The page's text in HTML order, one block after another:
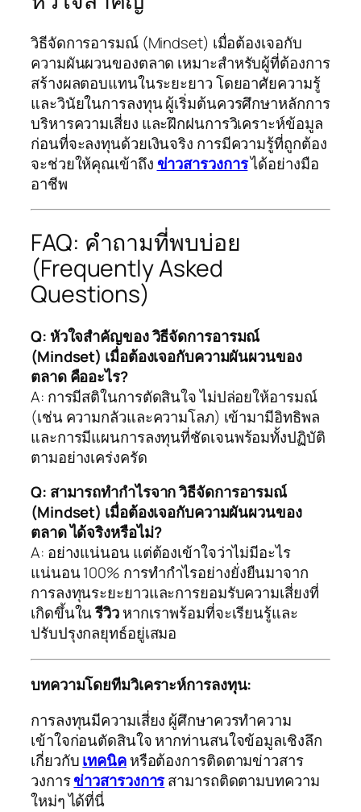
วิธีจัดการอารมณ์ (Mindset) เมื่อต้องเจอกับ
ความผันผวนของตลาด เหมาะสำหรับผู้ที่ต้องการ
สร้างผลตอบแทนในระยะยาว โดยอาศัยความรู้
และวินัยในการลงทุน ผู้เริ่มต้นควรศึกษาหลักการ
บริหารความเสี่ยง และฝึกฝนการวิเคราะห์ข้อมูล
ก่อนที่จะลงทุนด้วยเงินจริง การมีความรู้ที่ถูกต้อง
จะช่วยให้คุณเข้าถึง ข่าวสารวงการได้อย่างมือ
อาชีพ
FAQ: คำถามที่พบบ่อย
(Frequently Asked
Questions)
Q: หัวใจสำคัญของ วิธีจัดการอารมณ์
(Mindset) เมื่อต้องเจอกับความผันผวนของ
ตลาด คืออะไร?
A: การมีสติในการตัดสินใจ ไม่ปล่อยให้อารมณ์
(เช่น ความกลัวและความโลภ) เข้ามามีอิทธิพล
และการมีแผนการลงทุนที่ชัดเจนพร้อมทั้งปฏิบัติ
ตามอย่างเคร่งครัด
Q: สามารถทำกำไรจาก วิธีจัดการอารมณ์
(Mindset) เมื่อต้องเจอกับความผันผวนของ
ตลาด ได้จริงหรือไม่?
A: อย่างแน่นอน แต่ต้องเข้าใจว่าไม่มีอะไร
แน่นอน 100% การทำกำไรอย่างยั่งยืนมาจาก
การลงทุนระยะยาวและการยอมรับความเสี่ยงที่
เกิดขึ้นในรีวิวหากเราพร้อมที่จะเรียนรู้และ
ปรับปรุงกลยุทธ์อยู่เสมอ
บทความโดยทีมวิเคราะห์การลงทุน:
การลงทุนมีความเสี่ยง ผู้ศึกษาควรทำความ
เข้าใจก่อนตัดสินใจ หากท่านสนใจข้อมูลเชิงลึก
เกี่ยวกับเทคนิคหรือต้องการติดตามข่าวสาร
วงการข่าวสารวงการสามารถติดตามบทความ
ใหม่ๆ ได้ที่นี่